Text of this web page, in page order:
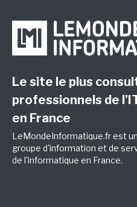
Le site le plus
professionnels de
en France
LeMondeInformatique.fr est
groupe d'information et de
de l'informatique en France.